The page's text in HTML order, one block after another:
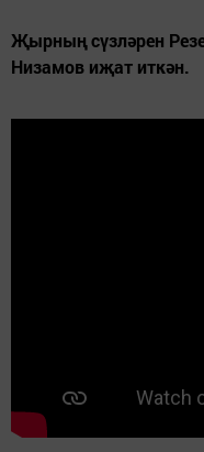
Җырның сүзләрен
Низамов иҗат иткән.